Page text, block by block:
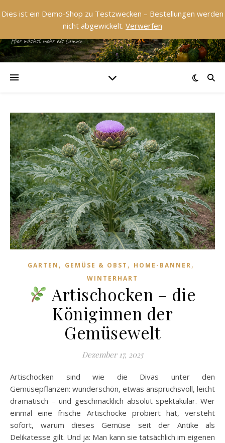
Dies ist ein Demo-Shop zu Testzwecken – Bestellungen werden
nicht abgewickelt. Verwerfen
GARTEN , GEMÜSE & OBST , HOME-BANNER,
WINTERHART
Artischocken – die
Königinnen der
Gemüsewelt
Dezember 17, 2025
Artischocken sind wie die Divas unter den
Gemüsepflanzen: wunderschön, etwas anspruchsvoll, leicht
dramatisch – und geschmacklich absolut spektakulär. Wer
einmal eine frische Artischocke probiert hat, versteht
sofort, warum dieses Gemüse seit der Antike als
Delikatesse gilt. Und ja: Man kann sie tatsächlich im eigenen